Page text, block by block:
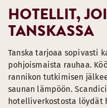
HOTELLIT,
TANSKASSA
Tanska tarjoaa sopivasti
pohjoismaista rauhaa.
rannikon tutkimisen
saunan lämpöön.
hotelliverkostosta löydät